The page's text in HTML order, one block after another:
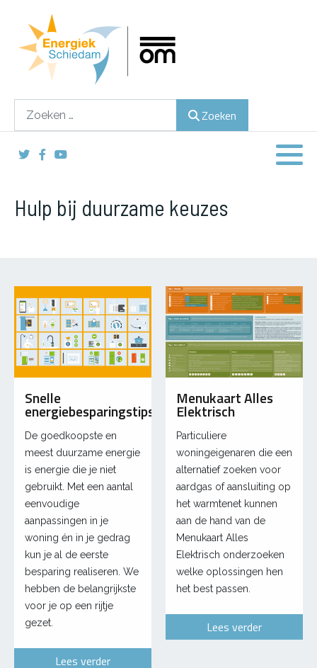
Zoeken
Hulp bij duurzame keuzes
Snelle
energiebesparingstips
De goedkoopste en
meest duurzame energie
is energie die je niet
gebruikt. Met een aantal
eenvoudige
aanpassingen in je
woning én in je gedrag
kun je al de eerste
besparing realiseren. We
hebben de belangrijkste
voor je op een rijtje
gezet.
Lees verder
Menukaart Alles
Elektrisch
Particuliere
woningeigenaren die een
alternatief zoeken voor
aardgas of aansluiting op
het warmtenet kunnen
aan de hand van de
Menukaart Alles
Elektrisch onderzoeken
welke oplossingen hen
het best passen.
Lees verder
Lokaal duurzame energie opwekken